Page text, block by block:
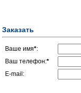
Заказать
Ваше имя*:
Ваш телефон:*
E-mail: